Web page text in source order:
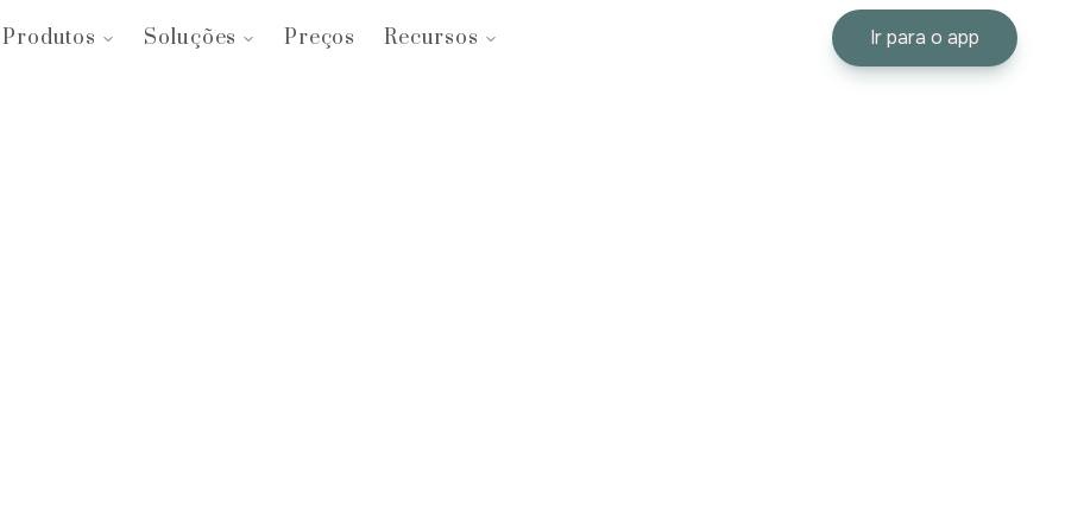
Produtos Soluções Preços Recursos Ir para o app